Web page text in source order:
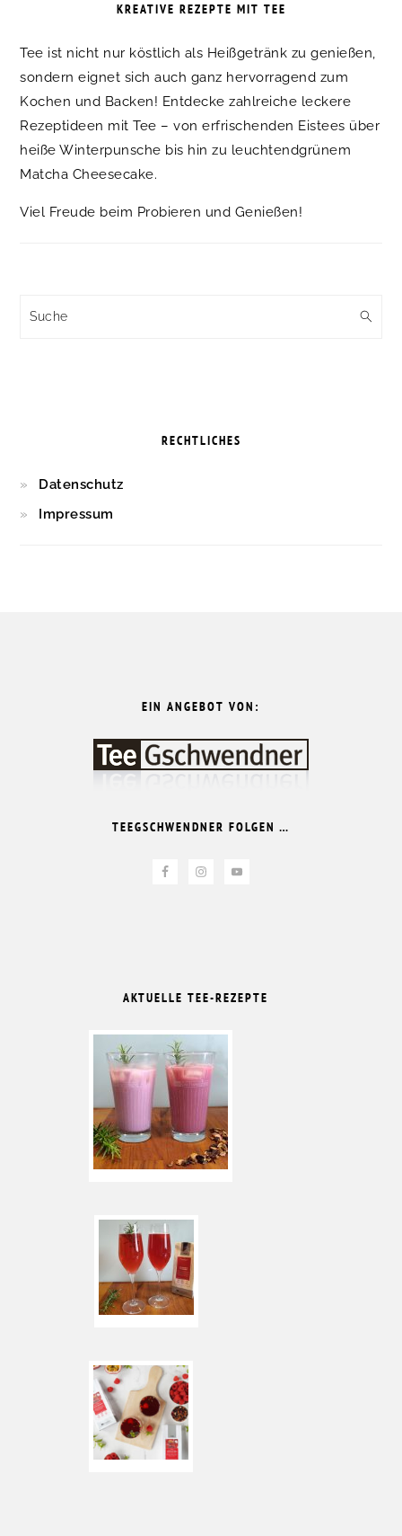
KREATIVE REZEPTE MIT TEE
Tee ist nicht nur köstlich als Heißgetränk zu genießen,
sondern eignet sich auch ganz hervorragend zum
Kochen und Backen! Entdecke zahlreiche leckere
Rezeptideen mit Tee – von erfrischenden Eistees über
heiße Winterpunsche bis hin zu leuchtendgrünem
Matcha Cheesecake.
Viel Freude beim Probieren und Genießen!
Suche
RECHTLICHES
Datenschutz
Impressum
EIN ANGEBOT VON:
TEEGSCHWENDNER FOLGEN …
AKTUELLE TEE-REZEPTE